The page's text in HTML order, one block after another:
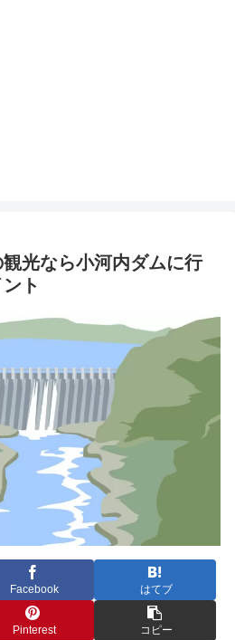
光なら小河内ダムに行
ト
Facebook はてブ
Pinterest コピー